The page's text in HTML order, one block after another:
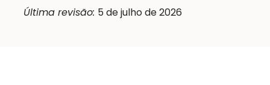
Última revisão: 5 de julho de 2026